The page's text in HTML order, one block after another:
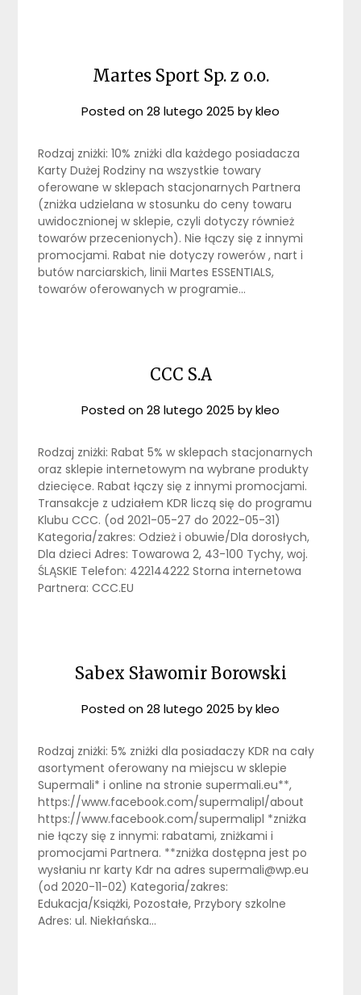
Martes Sport Sp. z o.o.
Posted on28 lutego 2025 bykleo
Rodzaj zniżki: 10% zniżki dla każdego posiadacza
Karty Dużej Rodziny na wszystkie towary
oferowane w sklepach stacjonarnych Partnera
(zniżka udzielana w stosunku do ceny towaru
uwidocznionej w sklepie, czyli dotyczy również
towarów przecenionych). Nie łączy się z innymi
promocjami. Rabat nie dotyczy rowerów , nart i
butów narciarskich, linii Martes ESSENTIALS,
towarów oferowanych w programie…
CCC S.A
Posted on28 lutego 2025 bykleo
Rodzaj zniżki: Rabat 5% w sklepach stacjonarnych
oraz sklepie internetowym na wybrane produkty
dziecięce. Rabat łączy się z innymi promocjami.
Transakcje z udziałem KDR liczą się do programu
Klubu CCC. (od 2021-05-27 do 2022-05-31)
Kategoria/zakres: Odzież i obuwie/Dla dorosłych,
Dla dzieci Adres: Towarowa 2, 43-100 Tychy, woj.
ŚLĄSKIE Telefon: 422144222 Storna internetowa
Partnera: CCC.EU
Sabex Sławomir Borowski
Posted on28 lutego 2025 bykleo
Rodzaj zniżki: 5% zniżki dla posiadaczy KDR na cały
asortyment oferowany na miejscu w sklepie
Supermali* i online na stronie supermali.eu**,
https://www.facebook.com/supermalipl/about
https://www.facebook.com/supermalipl *zniżka
nie łączy się z innymi: rabatami, zniżkami i
promocjami Partnera. **zniżka dostępna jest po
wysłaniu nr karty Kdr na adres supermali@wp.eu
(od 2020-11-02) Kategoria/zakres:
Edukacja/Książki, Pozostałe, Przybory szkolne
Adres: ul. Niekłańska…